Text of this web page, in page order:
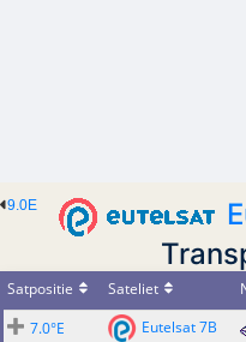
9.0E
Satpositie Sateliet
7.0°E
Eutelsat 7B